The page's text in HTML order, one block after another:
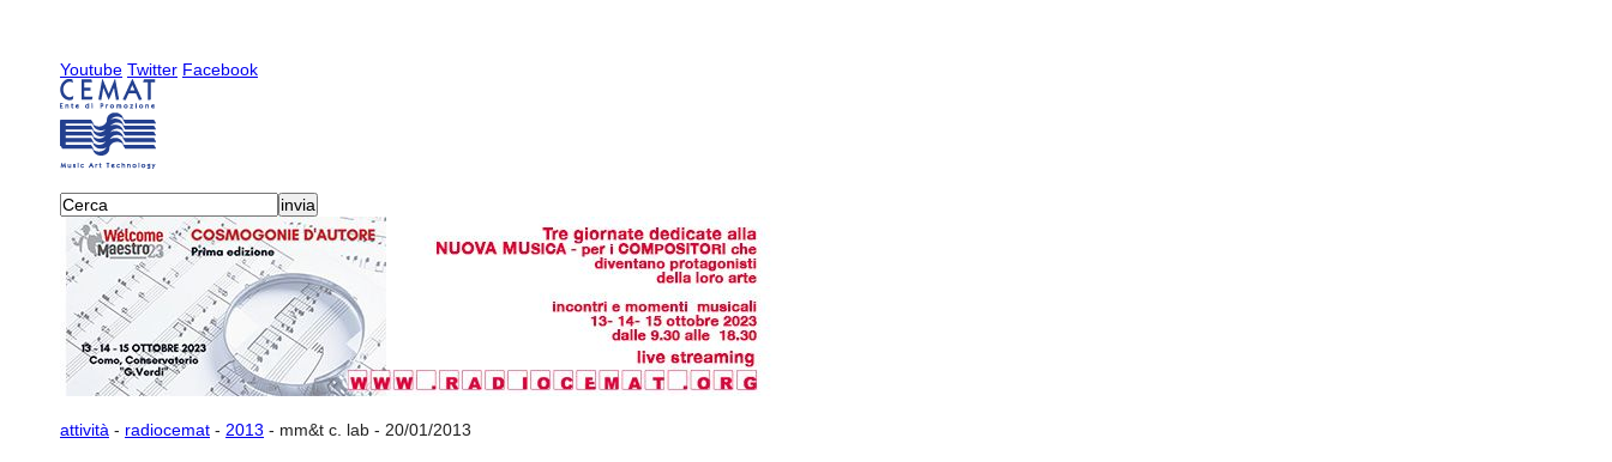
Youtube Twitter Facebook
attività - radiocemat - 2013 - mm&t c. lab - 20/01/2013